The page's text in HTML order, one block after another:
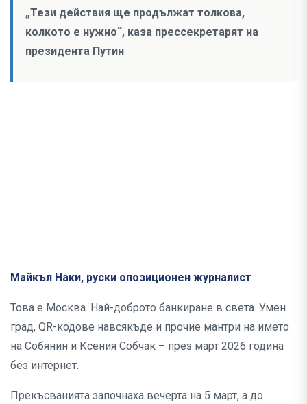
„Тези действия ще продължат толкова,
колкото е нужно“, каза прессекретарят на
президента Путин
Майкъл Наки, руски опозиционен журналист
Това е Москва. Най-доброто банкиране в света. Умен
град, QR-кодове навсякъде и прочие мантри на името
на Собянин и Ксения Собчак – през март 2026 година
без интернет.
Прекъсванията започнаха вечерта на 5 март, а до